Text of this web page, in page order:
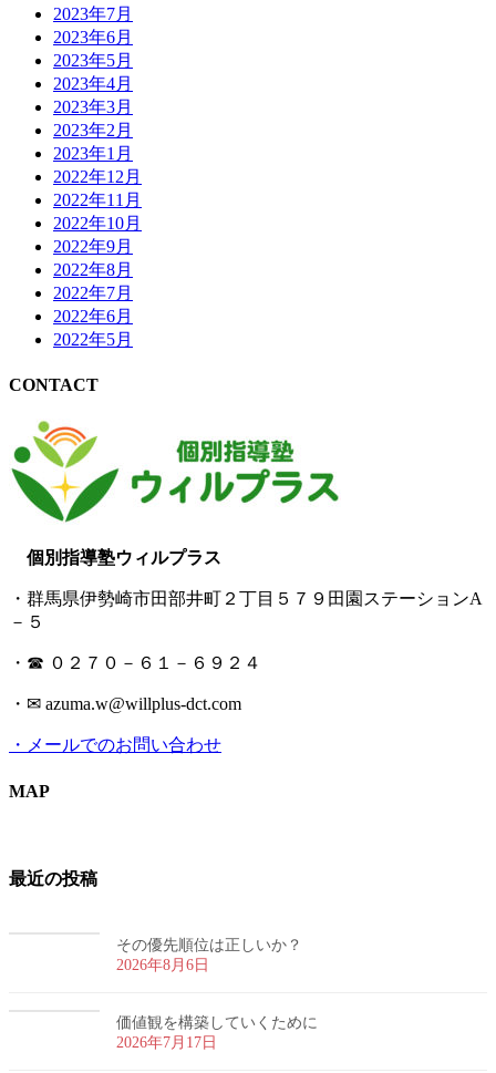
2023年7月
2023年6月
2023年5月
2023年4月
2023年3月
2023年2月
2023年1月
2022年12月
2022年11月
2022年10月
2022年9月
2022年8月
2022年7月
2022年6月
2022年5月
CONTACT
個別指導塾ウィルプラス
・群馬県伊勢崎市田部井町２丁目５７９田園ステーションA
－５
・☎ ０２７０－６１－６９２４
・✉ azuma.w@willplus-dct.com
・メールでのお問い合わせ
MAP
最近の投稿
その優先順位は正しいか？
2026年8月6日
価値観を構築していくために
2026年7月17日